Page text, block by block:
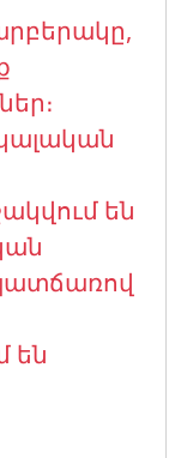
են
են